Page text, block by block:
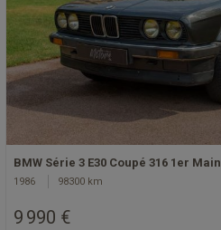
BMW Série 3 E30 Coupé 316 1er Main
1986 98300 km
9 990 €